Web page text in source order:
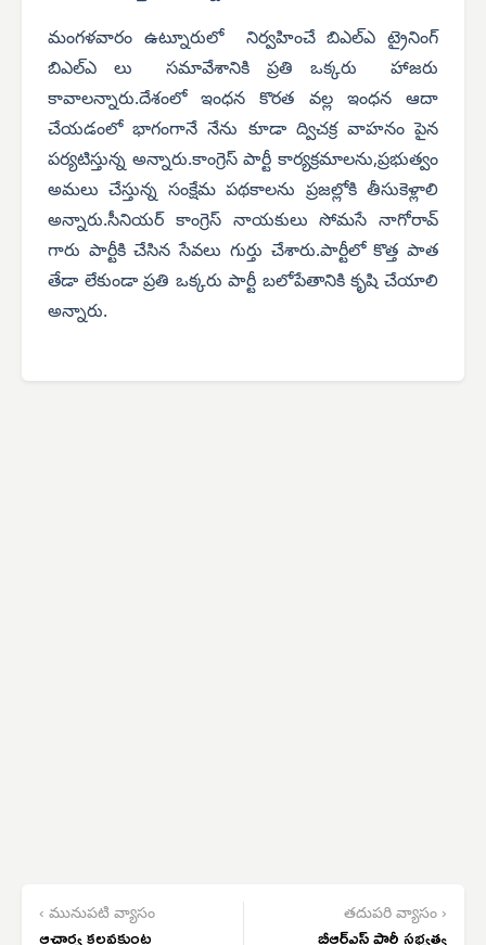
మంగళవారం ఉట్నూరులో నిర్వహించే బిఎల్ఎ ట్రైనింగ్
బిఎల్ఎ లు సమావేశానికి ప్రతి ఒక్కరు హాజరు
కావాలన్నారు.దేశంలో ఇంధన కొరత వల్ల ఇంధన ఆదా
చేయడంలో భాగంగానే నేను కూడా ద్విచక్ర వాహనం పైన
పర్యటిస్తున్న అన్నారు.కాంగ్రెస్ పార్టీ కార్యక్రమాలను,ప్రభుత్వం
అమలు చేస్తున్న సంక్షేమ పథకాలను ప్రజల్లోకి తీసుకెళ్లాలి
అన్నారు.సీనియర్ కాంగ్రెస్ నాయకులు సోమసే నాగోరావ్
గారు పార్టీకి చేసిన సేవలు గుర్తు చేశారు.పార్టీలో కొత్త పాత
తేడా లేకుండా ప్రతి ఒక్కరు పార్టీ బలోపేతానికి కృషి చేయాలి
అన్నారు.
‹ మునుపటి వ్యాసం
ఆచార్య కలవకుంట
తదుపరి వ్యాసం ›
బీఆర్ఎస్ పార్టీ సభ్యత్వ